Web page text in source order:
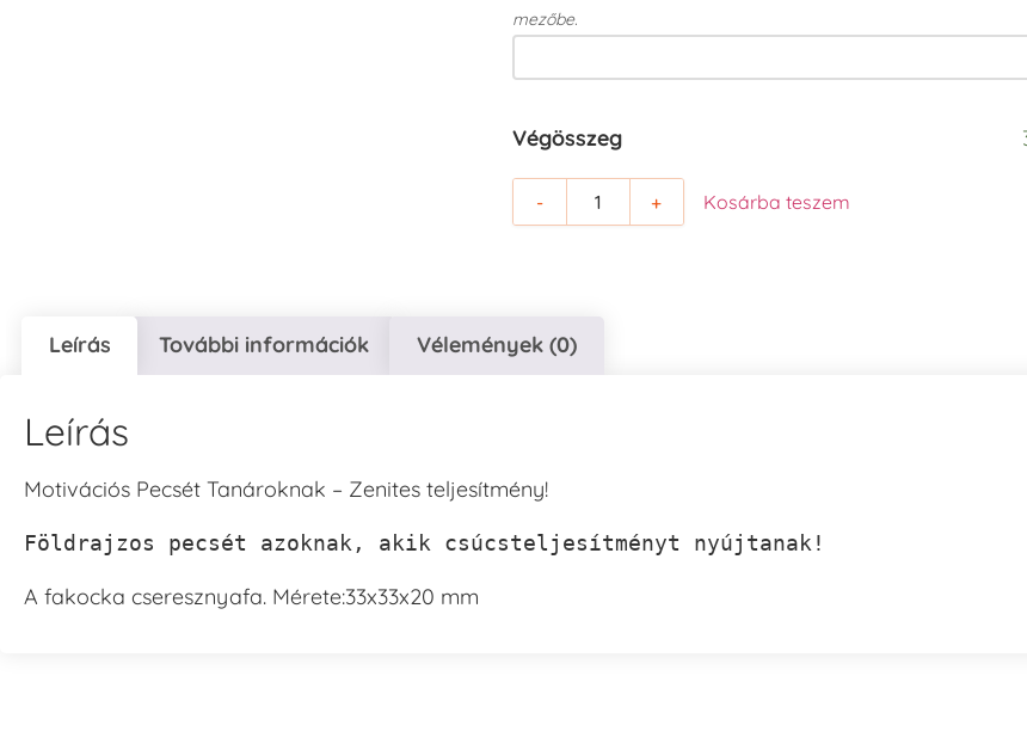
mezőbe.
Végösszeg
- + Kosárba teszem
Leírás További információk Vélemények (0)
Leírás
Motivációs Pecsét Tanároknak – Zenites teljesítmény!
Földrajzos pecsét azoknak, akik csúcsteljesítményt nyújtanak!
A fakocka cseresznyafa. Mérete:33x33x20 mm